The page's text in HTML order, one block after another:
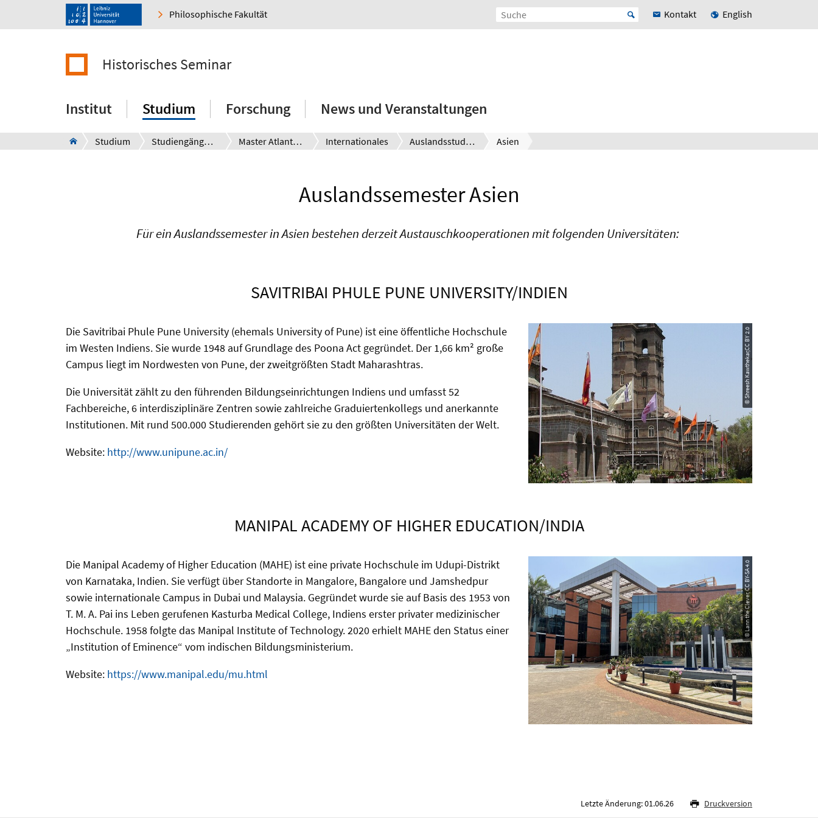
Philosophische Fakultät Kontakt English
Historisches Seminar
Institut Studium Forschung News und Veranstaltungen
Studium Studiengänge und Studienfächer Master Atlantic Studies/ History, Culture and Society Internationales Auslandsstudium Asien
Auslandssemester Asien
Für ein Auslandssemester in Asien bestehen derzeit Austauschkooperationen mit folgenden Universitäten:
SAVITRIBAI PHULE PUNE UNIVERSITY/INDIEN
Die Savitribai Phule Pune University (ehemals University of Pune) ist eine öffentliche Hochschule
im Westen Indiens. Sie wurde 1948 auf Grundlage des Poona Act gegründet. Der 1,66 km² große
Campus liegt im Nordwesten von Pune, der zweitgrößten Stadt Maharashtras.
Die Universität zählt zu den führenden Bildungseinrichtungen Indiens und umfasst 52
Fachbereiche, 6 interdisziplinäre Zentren sowie zahlreiche Graduiertenkollegs und anerkannte
Institutionen. Mit rund 500.000 Studierenden gehört sie zu den größten Universitäten der Welt.
Website: http://www.unipune.ac.in/
© Shreesh Kawthekar,CC BY 2.0
MANIPAL ACADEMY OF HIGHER EDUCATION/INDIA
Die Manipal Academy of Higher Education (MAHE) ist eine private Hochschule im Udupi-Distrikt
von Karnataka, Indien. Sie verfügt über Standorte in Mangalore, Bangalore und Jamshedpur
sowie internationale Campus in Dubai und Malaysia. Gegründet wurde sie auf Basis des 1953 von
T. M. A. Pai ins Leben gerufenen Kasturba Medical College, Indiens erster privater medizinischer
Hochschule. 1958 folgte das Manipal Institute of Technology. 2020 erhielt MAHE den Status einer
„Institution of Eminence“ vom indischen Bildungsministerium.
Website: https://www.manipal.edu/mu.html
© Lann the Clever, CC BY-SA 4.0
Letzte Änderung: 01.06.26 Druckversion